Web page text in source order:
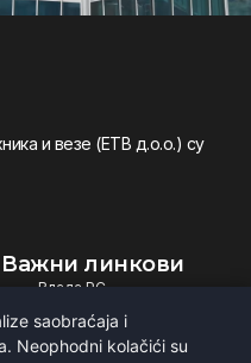
и вeзe (ETВ д.о.о.) су
Важни линкови
Влада РС
Министарство ИТ
РЕМ
saobraćaja i
Neophodni kolačići su